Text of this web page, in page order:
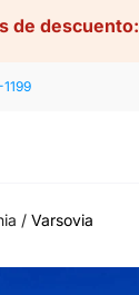
de descuento:
/ Varsovia